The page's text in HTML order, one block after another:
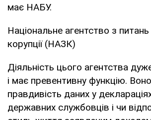
має НАБУ.
Національне агентство з питань
корупції (НАЗК)
Діяльність цього агентства
і має превентивну функцію.
правдивість даних у
державних службовців і чи